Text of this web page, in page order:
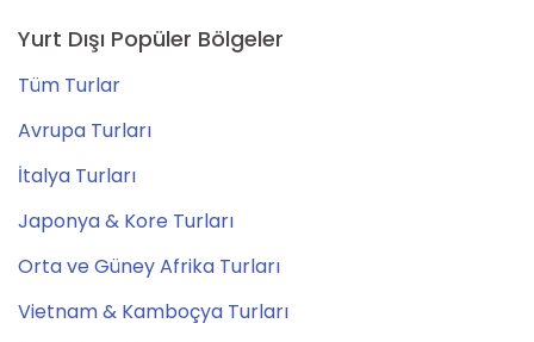
Yurt Dışı Popüler Bölgeler
Tüm Turlar
Avrupa Turları
İtalya Turları
Japonya & Kore Turları
Orta ve Güney Afrika Turları
Vietnam & Kamboçya Turları